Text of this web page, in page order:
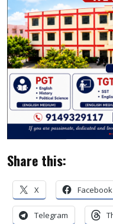
Share this:
X Facebook
Telegram